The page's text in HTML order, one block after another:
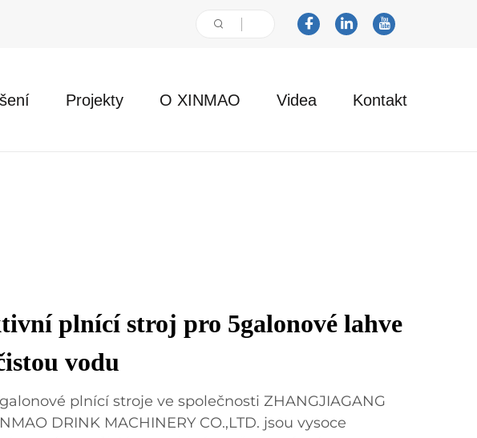
Projekty O XINMAO Videa Kontakt
plnící stroj pro 5galonové lahve
vodu
plnící stroje ve společnosti ZHANGJIAGANG
DRINK MACHINERY CO.,LTD. jsou vysoce